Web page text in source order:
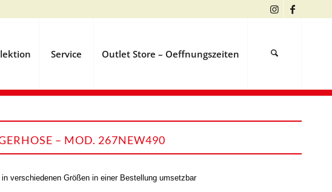
Service Outlet Store – Oeffnungszeiten
– MOD. 267NEW490
verschiedenen Größen in einer Bestellung umsetzbar